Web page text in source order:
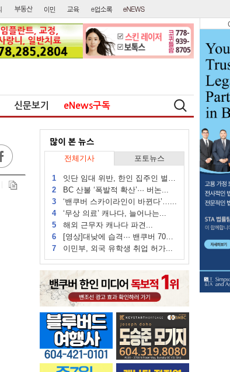
신문보기 eNews구독
전체기사 포토뉴스
1잇단 임대 위반, 한인 집주인 벌금...
2BC 산불 ‘폭발적 확산’··· 버논...
3‘밴쿠버 스카이라인이 바뀐다’…...
4‘무상 의료’ 캐나다, 늘어나는...
5해외 근무자 캐나다 파견...
6[영상]대낮에 습격··· 밴쿠버 70대...
7이민부, 외국 유학생 취업 허가...